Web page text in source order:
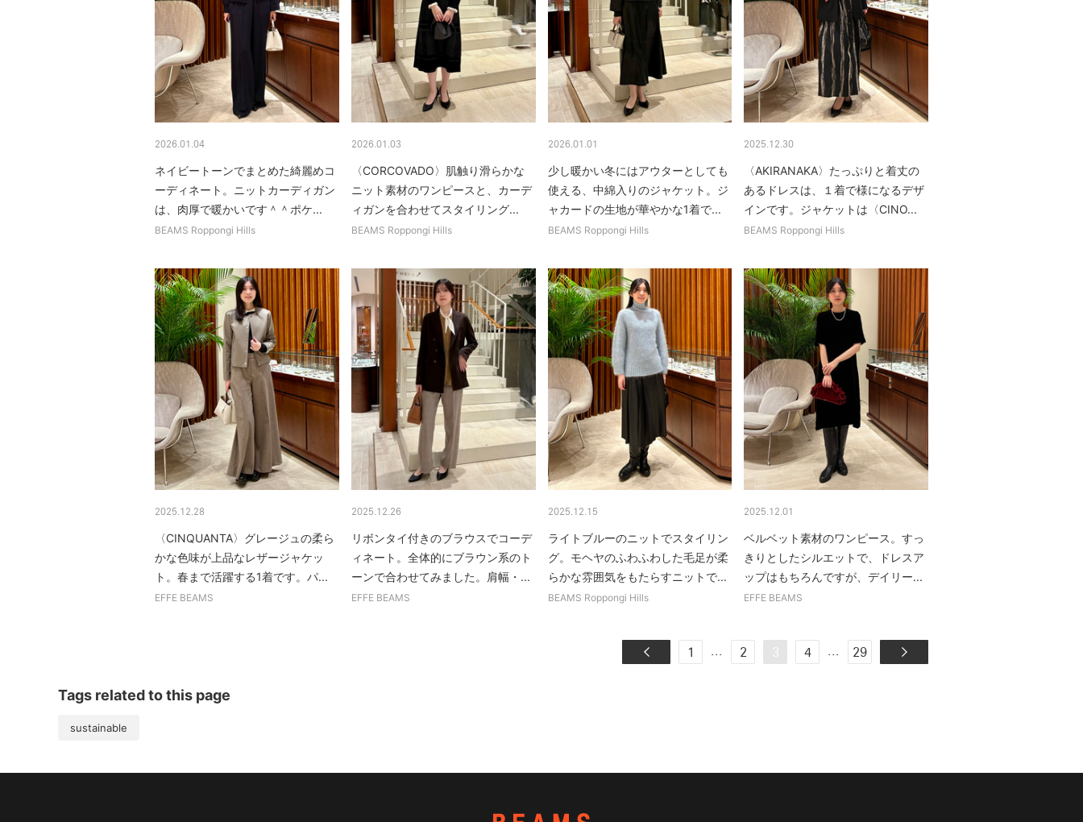
2026.01.04
ネイビートーンでまとめた綺麗めコ
ーディネート。ニットカーディガン
は、肉厚で暖かいです＾＾ポケ...
BEAMS Roppongi Hills
2026.01.03
〈CORCOVADO〉肌触り滑らかな
ニット素材のワンピースと、カーデ
ィガンを合わせてスタイリング...
BEAMS Roppongi Hills
2026.01.01
少し暖かい冬にはアウターとしても
使える、中綿入りのジャケット。ジ
ャカードの生地が華やかな1着で...
BEAMS Roppongi Hills
2025.12.30
〈AKIRANAKA〉たっぷりと着丈の
あるドレスは、１着で様になるデザ
インです。ジャケットは〈CINO...
BEAMS Roppongi Hills
2025.12.28
〈CINQUANTA〉グレージュの柔ら
かな色味が上品なレザージャケッ
ト。春まで活躍する1着です。パ...
EFFE BEAMS
2025.12.26
リボンタイ付きのブラウスでコーデ
ィネート。全体的にブラウン系のト
ーンで合わせてみました。肩幅・...
EFFE BEAMS
2025.12.15
ライトブルーのニットでスタイリン
グ。モヘヤのふわふわした毛足が柔
らかな雰囲気をもたらすニットで...
BEAMS Roppongi Hills
2025.12.01
ベルベット素材のワンピース。すっ
きりとしたシルエットで、ドレスア
ップはもちろんですが、デイリー...
EFFE BEAMS
1 ... 2 3 4 ... 29
Tags related to this page
sustainable